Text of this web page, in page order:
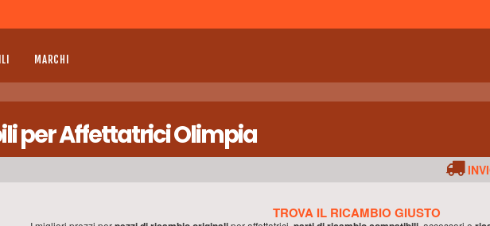
MARCHI
per Affettatrici Olimpia
TROVA IL RICAMBIO GIUSTO